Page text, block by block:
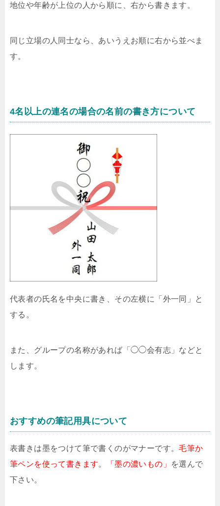
地位や年齢が上位の人から順に、右から書きます。
同じ立場の人同士なら、あいうえお順に右から並べま
す。
4名以上の連名の場合の名前の書き方について
代表者の氏名を中央に書き、その左横に「外一同」と
する。
また、グループの名称があれば「◯◯会有志」などと
します。
おすすめの筆記用具について
表書きは墨をつけて筆で書くのがマナーです。毛筆か
筆ペンを使って書きます。 「墨の濃いもの」
を選んで
下さい。